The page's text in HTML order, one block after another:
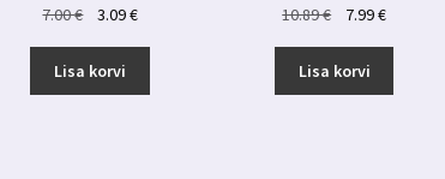
7.00€
Algne
oli:
7.00 €.
3.09€Praegune
3.09 €.
Lisa korvi
10.89€
Algne
oli:
10.89 €.
7.99€Praegune
7.99 €.
Lisa korvi